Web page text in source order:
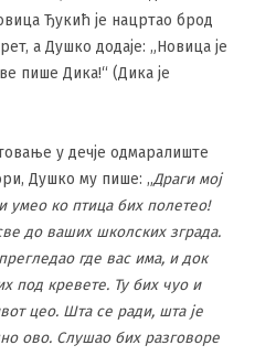
Ђукић је нацртао брод
а Душко додаје: „Новица је
пише Дика!“ (Дика је
у дечје одмаралиште
Душко му пише: „Драги мој
умео ко птица бих полетео!
до ваших школских зграда.
где вас има, и док
под кревете. Ту бих чуо и
цео. Шта се ради, шта је
ово. Слушао бих разговоре